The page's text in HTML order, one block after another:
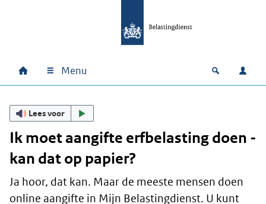
Hoofdnavigatie
Home Menu Open
Lees voor
Ik moet aangifte erfbelasting doen -
kan dat op papier?
Ja hoor, dat kan. Maar de meeste mensen doen
online aangifte in Mijn Belastingdienst. U kunt